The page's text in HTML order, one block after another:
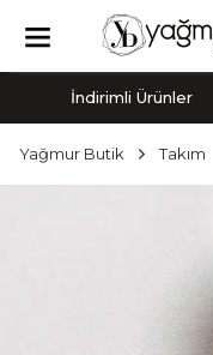
İndirimli Ürünler
Yağmur Butik Takım